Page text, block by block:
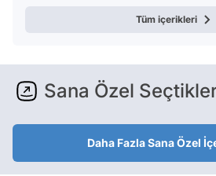
Tüm içerikleri
Sana Özel
Daha Fazla Sana Özel